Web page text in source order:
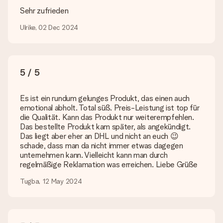
Suchst du ein spezielles Geschenk oder ein Geschenk in einer
bestimmten Farbe aber wirst auf unserer Seite nicht fündig?
Kontaktiere bitte unseren Kundenservice, dort wird dir gerne
In unserem Warenkorb bieten wie die Option „Gratis
persönliche Nachricht schreiben, sodass der Empfänger genau
weiß, von wem die Überraschung ist.
Wird mein Geschenk in Geschenkpapier geliefert?
Derzeit bieten wir (noch) keinen Einpackservice. Aber unsere
Geschenke werden in einer fröhlichen Versandverpackung
geliefert. Somit ist dein Geschenk automatisch zum
Verschenken bereit oder kann sofort an den Empfänger
geschickt werden.
Sehr zufrieden
Ulrike, 02 Dec 2024
5 / 5
Es ist ein rundum gelunges Produkt, das einen auch
emotional abholt. Total süß. Preis-Leistung ist top für
die Qualität. Kann das Produkt nur weiterempfehlen.
Das bestellte Produkt kam später, als angekündigt.
Das liegt aber eher an DHL und nicht an euch 😉
schade, dass man da nicht immer etwas dagegen
unternehmen kann. Vielleicht kann man durch
regelmäßige Reklamation was erreichen. Liebe Grüße
Tugba, 12 May 2024